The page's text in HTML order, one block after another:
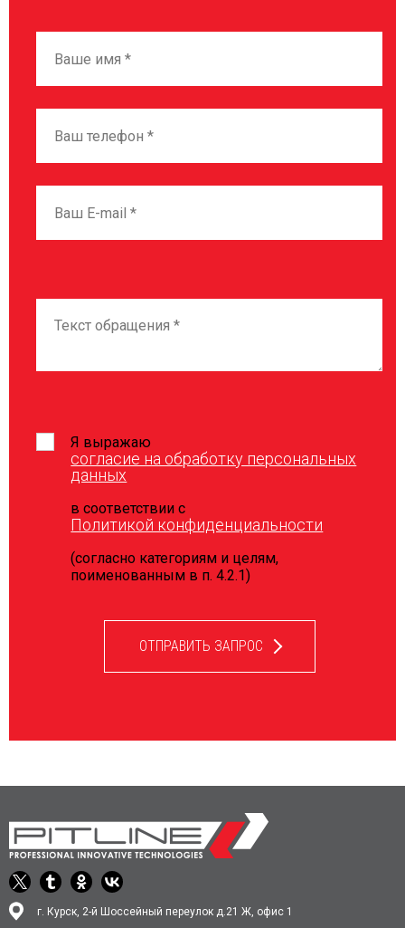
ОТПРАВИТЬ ЗАПРОС
Я выражаю
согласие на обработку персональных
данных
в соответствии с
Политикой конфиденциальности
(согласно категориям и целям,
поименованным в п. 4.2.1)
г. Курск, 2-й Шоссейный переулок д.21 Ж, офис 1